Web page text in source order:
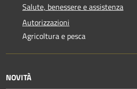
Salute, benessere e assistenza
Autorizzazioni
Agricoltura e pesca
NOVITÀ